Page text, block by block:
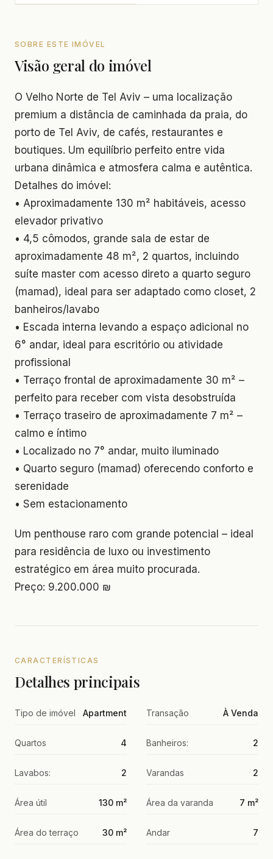
SOBRE ESTE IMÓVEL
Visão geral do imóvel
O Velho Norte de Tel Aviv – uma localização
premium a distância de caminhada da praia, do
porto de Tel Aviv, de cafés, restaurantes e
boutiques. Um equilíbrio perfeito entre vida
urbana dinâmica e atmosfera calma e autêntica.
Detalhes do imóvel:
• Aproximadamente 130 m² habitáveis, acesso
elevador privativo
• 4,5 cômodos, grande sala de estar de
aproximadamente 48 m², 2 quartos, incluindo
suíte master com acesso direto a quarto seguro
(mamad), ideal para ser adaptado como closet, 2
banheiros/lavabo
• Escada interna levando a espaço adicional no
6° andar, ideal para escritório ou atividade
profissional
• Terraço frontal de aproximadamente 30 m² –
perfeito para receber com vista desobstruída
• Terraço traseiro de aproximadamente 7 m² –
calmo e íntimo
• Localizado no 7° andar, muito iluminado
• Quarto seguro (mamad) oferecendo conforto e
serenidade
• Sem estacionamento
Um penthouse raro com grande potencial – ideal
para residência de luxo ou investimento
estratégico em área muito procurada.
Preço: 9.200.000 ₪
CARACTERÍSTICAS
Detalhes principais
Tipo de imóvel Apartment Transação À Venda
Quartos 4 Banheiros: 2
Lavabos: 2 Varandas 2
Área útil 130 m² Área da varanda 7 m²
Área do terraço 30 m² Andar 7